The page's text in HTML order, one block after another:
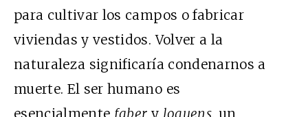
para cultivar los campos o fabricar
viviendas y vestidos. Volver a la
naturaleza significaría condenarnos a
muerte. El ser humano es
esencialmente faber y loquens, un